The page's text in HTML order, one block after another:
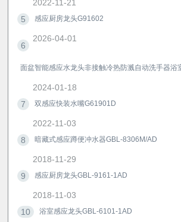
2022-11-21
5
感应厨房龙头G91602
2026-04-01
6
面盆智能感应水龙头非接触冷热防溅自动洗手器浴
2024-01-18
7
双感应快装水嘴G61901D
2022-11-03
8
暗藏式感应蹲便冲水器GBL-8306M/AD
2018-11-29
9
感应厨房龙头GBL-9161-1AD
2018-11-03
10
浴室感应龙头GBL-6101-1AD